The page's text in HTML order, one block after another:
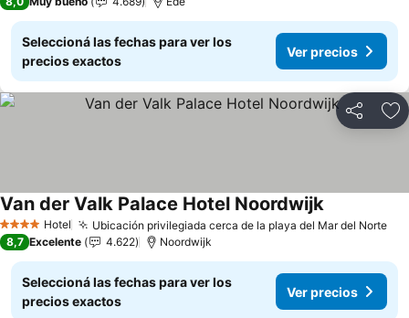
Seleccioná las fechas para ver los
precios exactos
Ver precios
Compartir
4 EstrellasHotel Ubicación privilegiada cerca de la playa del Mar del Norte
Van der Valk Palace Hotel Noordwijk
8,7 Excelente 4.622 Noordwijk
Seleccioná las fechas para ver los
precios exactos
Ver precios